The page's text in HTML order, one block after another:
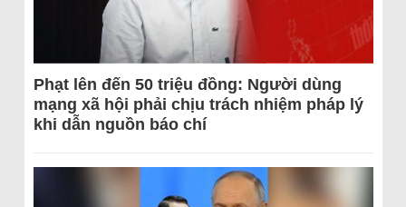
Phạt lên đến 50 triệu đồng: Người dùng
mạng xã hội phải chịu trách nhiệm pháp lý
khi dẫn nguồn báo chí